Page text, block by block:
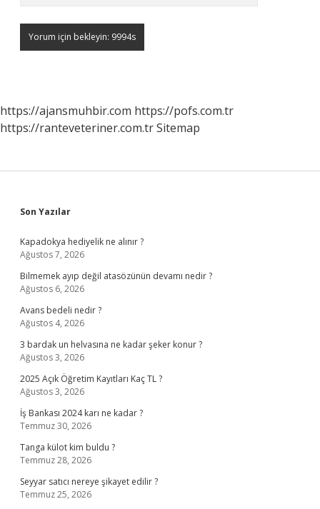
https://ajansmuhbir.com https://pofs.com.tr
https://ranteveteriner.com.trSitemap
Sidebar
Son Yazılar
Kapadokya hediyelik ne alınır ?
Ağustos 7, 2026
Bilmemek ayıp değil atasözünün devamı nedir ?
Ağustos 6, 2026
Avans bedeli nedir ?
Ağustos 4, 2026
3 bardak un helvasına ne kadar şeker konur ?
Ağustos 3, 2026
2025 Açık Öğretim Kayıtları Kaç TL ?
Ağustos 3, 2026
İş Bankası 2024 karı ne kadar ?
Temmuz 30, 2026
Tanga külot kim buldu ?
Temmuz 28, 2026
Seyyar satıcı nereye şikayet edilir ?
Temmuz 25, 2026